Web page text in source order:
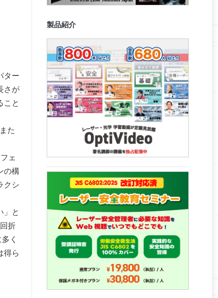
ター
さが
こと
た
ェ
の構
クシ
」と
折
く
得ら
製品紹介